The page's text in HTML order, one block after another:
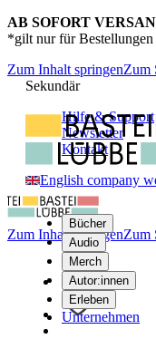
AB SOFORT
*gilt nur für
Zum Inhalt springenZum
Sekundär
Hilfe & Support
Newsletter
Kontakt
English company
Bücher
Audio
Merch
Autor:innen
Erleben
Unternehmen
Zum Inhalt springenZum